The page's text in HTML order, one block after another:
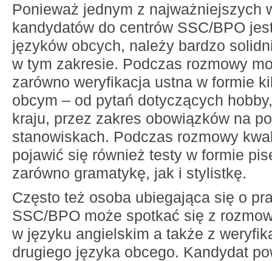
Ponieważ jednym z najważniejszych
kandydatów do centrów SSC/BPO
języków obcych, należy bardzo
w tym zakresie. Podczas rozmowy
zarówno weryfikacja ustna w formie
obcym – od pytań dotyczących
kraju, przez zakres obowiązków na
stanowiskach. Podczas rozmowy
pojawić się również testy w formie
zarówno gramatykę, jak i stylistkę.
Często też osoba ubiegająca się o
SSC/BPO może spotkać się z
w języku angielskim a także z
drugiego języka obcego. Kandydat